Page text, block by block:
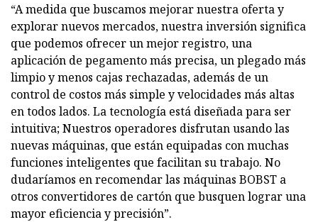
“A medida que buscamos mejorar nuestra oferta y
explorar nuevos mercados, nuestra inversión significa
que podemos ofrecer un mejor registro, una
aplicación de pegamento más precisa, un plegado más
limpio y menos cajas rechazadas, además de un
control de costos más simple y velocidades más altas
en todos lados. La tecnología está diseñada para ser
intuitiva; Nuestros operadores disfrutan usando las
nuevas máquinas, que están equipadas con muchas
funciones inteligentes que facilitan su trabajo. No
dudaríamos en recomendar las máquinas BOBST a
otros convertidores de cartón que busquen lograr una
mayor eficiencia y precisión”.